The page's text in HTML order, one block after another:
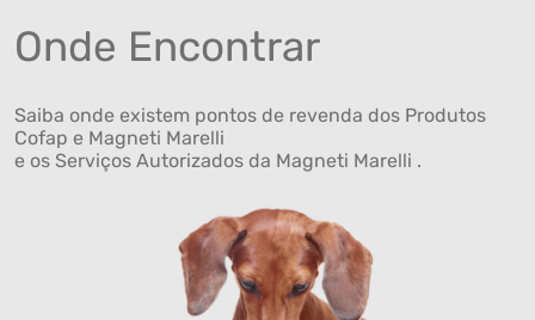
Onde Encontrar
Saiba onde existem pontos de revenda dos Produtos
Cofap e Magneti Marelli
e os Serviços Autorizados da Magneti Marelli .